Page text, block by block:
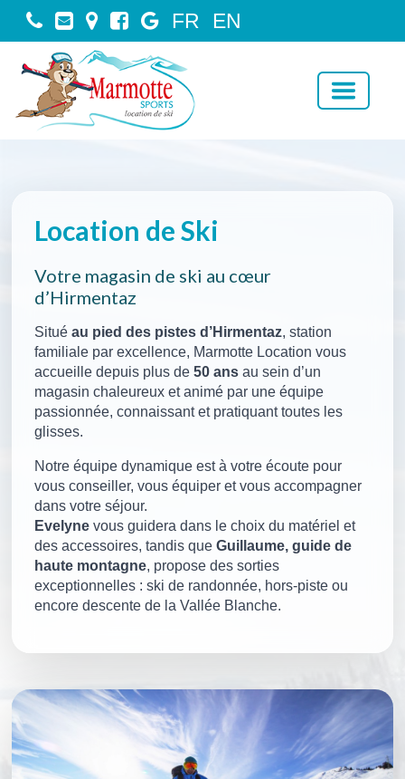
FR EN
Toggle
Location de Ski
Votre magasin de ski au cœur
d’Hirmentaz
Situé au pied des pistes d’Hirmentaz, station
familiale par excellence, Marmotte Location vous
accueille depuis plus de 50 ans au sein d’un
magasin chaleureux et animé par une équipe
passionnée, connaissant et pratiquant toutes les
glisses.
Notre équipe dynamique est à votre écoute pour
vous conseiller, vous équiper et vous accompagner
dans votre séjour.
Evelyne vous guidera dans le choix du matériel et
des accessoires, tandis que Guillaume, guide de
haute montagne, propose des sorties
exceptionnelles : ski de randonnée, hors-piste ou
encore descente de la Vallée Blanche.